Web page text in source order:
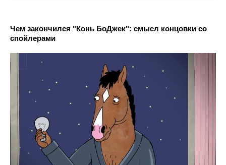
Чем закончился "Конь БоДжек": смысл концовки со
спойлерами